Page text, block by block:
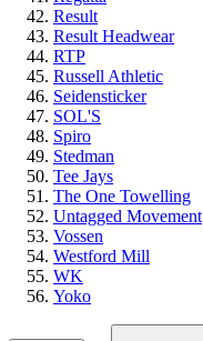
Result
Result Headwear
RTP
Russell Athletic
Seidensticker
SOL'S
Spiro
Stedman
Tee Jays
The One Towelling
Untagged Movement
Vossen
Westford Mill
WK
Yoko